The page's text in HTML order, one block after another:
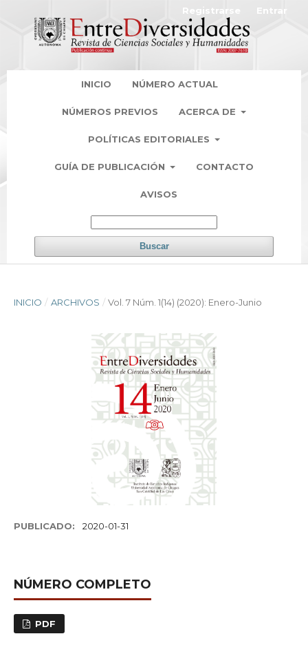
INICIO NÚMERO ACTUAL
NÚMEROS PREVIOS ACERCA DE
POLÍTICAS EDITORIALES
GUÍA DE PUBLICACIÓN CONTACTO
AVISOS
Buscar
Registrarse Entrar
INICIO / ARCHIVOS / Vol. 7 Núm. 1(14) (2020): Enero-Junio
PUBLICADO: 2020-01-31
NÚMERO COMPLETO
PDF